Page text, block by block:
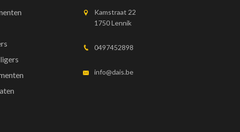
Kamstraat 22
1750 Lennik
0497452898
info@dais.be